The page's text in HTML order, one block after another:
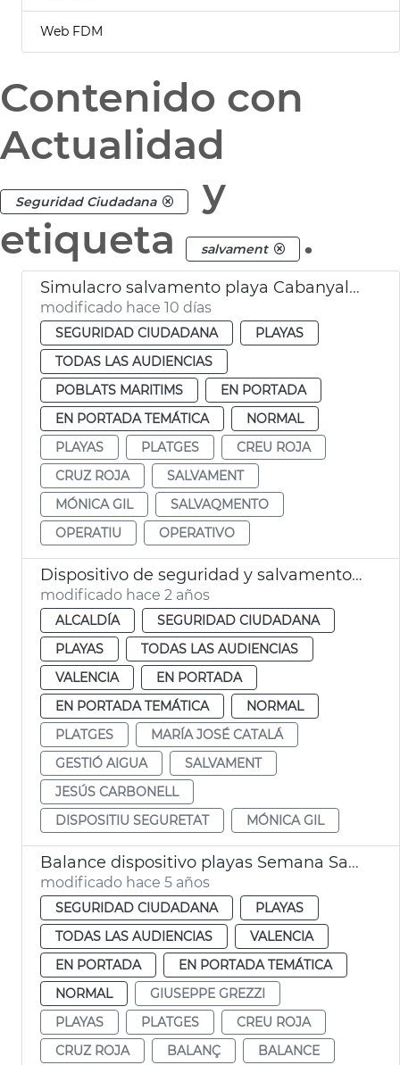
Web FDM
Contenido con
Actualidad
Seguridad Ciudadana
y
etiqueta
salvament .
Simulacro salvamento playa Cabanyal València
modificado hace 10 días
SEGURIDAD CIUDADANA
PLAYAS
TODAS LAS AUDIENCIAS
POBLATS MARITIMS
EN PORTADA
EN PORTADA TEMÁTICA
NORMAL
PLAYAS
PLATGES
CREU ROJA
CRUZ ROJA
SALVAMENT
MÓNICA GIL
SALVAQMENTO
OPERATIU
OPERATIVO
Dispositivo de seguridad y salvamento en playas
modificado hace 2 años
ALCALDÍA
SEGURIDAD CIUDADANA
PLAYAS
TODAS LAS AUDIENCIAS
VALENCIA
EN PORTADA
EN PORTADA TEMÁTICA
NORMAL
PLATGES
MARÍA JOSÉ CATALÁ
GESTIÓ AIGUA
SALVAMENT
JESÚS CARBONELL
DISPOSITIU SEGURETAT
MÓNICA GIL
Balance dispositivo playas Semana Santa
modificado hace 5 años
SEGURIDAD CIUDADANA
PLAYAS
TODAS LAS AUDIENCIAS
VALENCIA
EN PORTADA
EN PORTADA TEMÁTICA
NORMAL
GIUSEPPE GREZZI
PLAYAS
PLATGES
CREU ROJA
CRUZ ROJA
BALANÇ
BALANCE